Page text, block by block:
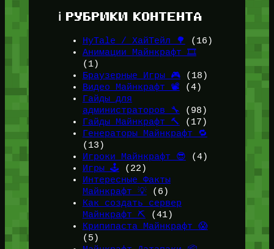
ℹ️ РУБРИКИ КОНТЕНТА
HyTale / ХайТейл 🌳
(16)
Анимации Майнкрафт 🎞️
(1)
Браузерные Игры 🎮(18)
Видео Майнкрафт 📽️ (4)
Гайды для
администраторов 🔧
(98)
Гайды Майнкрафт 🔨
(17)
Генераторы Майнкрафт 🔁
(13)
Игроки Майнкрафт 😎 (4)
Игры 🕹️ (22)
Интересные Факты
Майнкрафт 💡(6)
Как создать сервер
Майнкрафт ⛏️ (41)
Крипипаста Майнкрафт 😱
(5)